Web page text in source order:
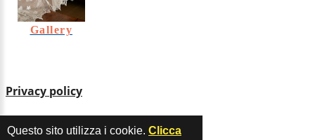
Questo sito utilizza i cookie. Clicca
Gallery
Privacy policy